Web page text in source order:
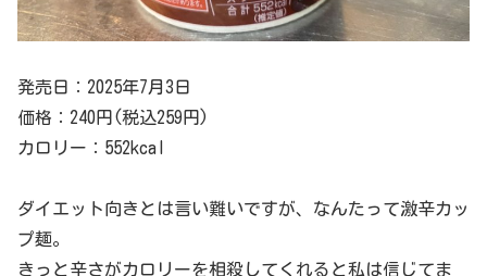
発売日：2025年7月3日
価格：240円(税込259円)
カロリー：552kcal
ダイエット向きとは言い難いですが、なんたって激辛カッ
プ麺。
きっと辛さがカロリーを相殺してくれると私は信じてま